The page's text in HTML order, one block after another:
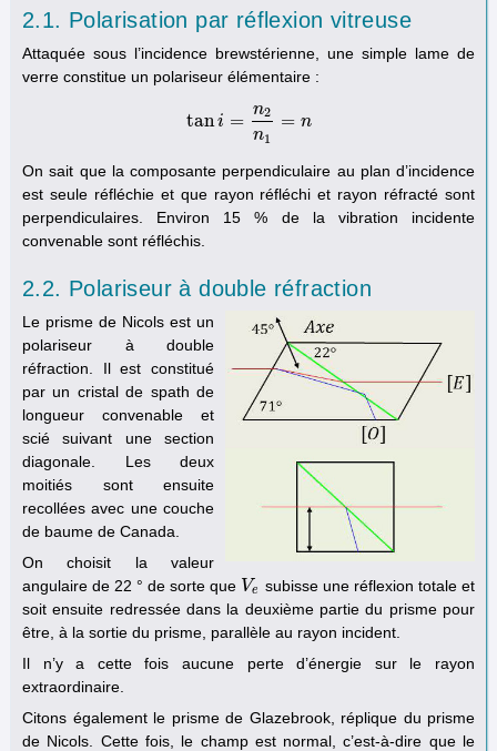
2.1. Polarisation par réflexion vitreuse
Attaquée sous l’incidence brewstérienne, une simple lame de
verre constitue un polariseur élémentaire :
tani =
n2
n1
= n
tan =n 2n1 =n
On sait que la composante perpendiculaire au plan d’incidence
est seule réfléchie et que rayon réfléchi et rayon réfracté sont
perpendiculaires. Environ 15 % de la vibration incidente
convenable sont réfléchis.
2.2. Polariseur à double réfraction
Le prisme de Nicols est un
polariseur à double
réfraction. Il est constitué
par un cristal de spath de
longueur convenable et
scié suivant une section
diagonale. Les deux
moitiés sont ensuite
recollées avec une couche
de baume de Canada.
On choisit la valeur
angulaire de 22 ° de sorte que Ve
Ve subisse une réflexion totale et
soit ensuite redressée dans la deuxième partie du prisme pour
être, à la sortie du prisme, parallèle au rayon incident.
Il n’y a cette fois aucune perte d’énergie sur le rayon
extraordinaire.
Citons également le prisme de Glazebrook, réplique du prisme
de Nicols. Cette fois, le champ est normal, c’est-à-dire que le